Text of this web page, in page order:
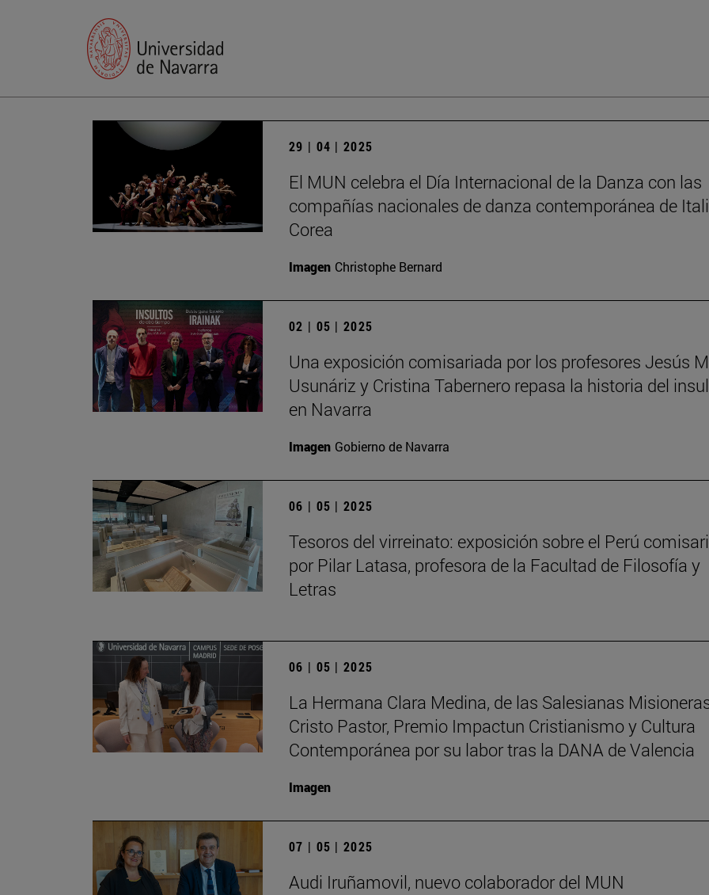
29 | 04 | 2025
El MUN celebra el Día Internacional de la Danza con las
compañías nacionales de danza contemporánea de
Corea
Imagen Christophe Bernard
02 | 05 | 2025
Una exposición comisariada por los profesores Jesús
Usunáriz y Cristina Tabernero repasa la historia del
en Navarra
Imagen Gobierno de Navarra
06 | 05 | 2025
Tesoros del virreinato: exposición sobre el Perú
por Pilar Latasa, profesora de la Facultad de Filosofía y
Letras
06 | 05 | 2025
La Hermana Clara Medina, de las Salesianas
Cristo Pastor, Premio Impactun Cristianismo y Cultura
Contemporánea por su labor tras la DANA de Valencia
Imagen
07 | 05 | 2025
Audi Iruñamovil, nuevo colaborador del MUN